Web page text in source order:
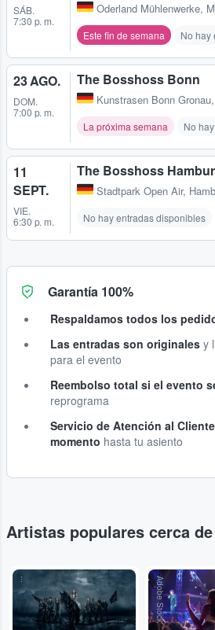
SÁB.
7:30 p. m.
Oderland Mühlenwerke,
Este fin de semana No hay
23 AGO.
DOM.
7:00 p. m.
The Bosshoss Bonn
Kunstrasen Bonn Gronau,
La próxima semana No
11
SEPT.
VIE.
6:30 p. m.
The Bosshoss
Stadtpark Open Air,
No hay entradas disponibles
Garantía 100%
Respaldamos todos los
Las entradas son originales y
para el evento
Reembolso total si el evento
reprograma
Servicio de Atención al
momento hasta tu asiento
Artistas populares cerca
... Adobe Stock